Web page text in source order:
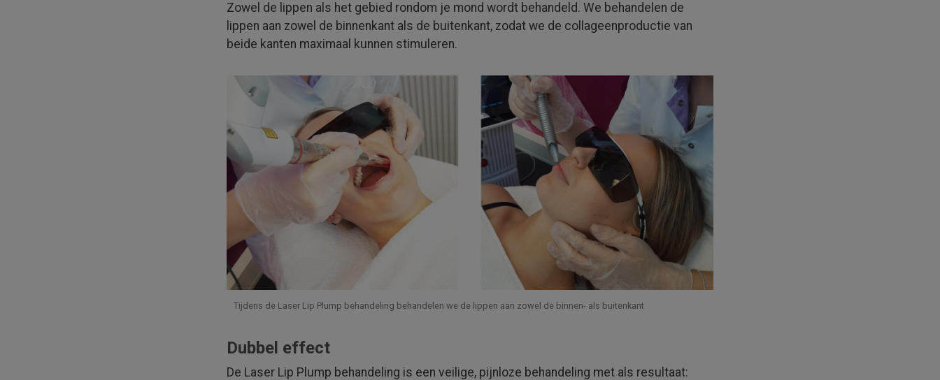
Zowel de lippen als het gebied rondom je mond wordt behandeld. We behandelen de
lippen aan zowel de binnen­kant als de buiten­kant, zodat we de colla­geen­productie van
beide kanten maximaal kunnen stimuleren.
Tijdens de Laser Lip Plump behandeling behandelen we de lippen aan zowel de binnen- als buitenkant
Dubbel effect
De Laser Lip Plump behandeling is een veilige, pijnloze behandeling met als resultaat: